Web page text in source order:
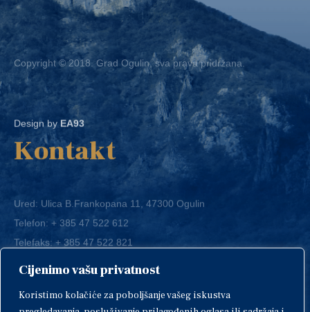
Cijenimo vašu privatnost
Koristimo kolačiće za poboljšanje vašeg iskustva
Copyright © 2018. Grad Ogulin, sva prava pridržana.
Design byEA93
Kontakt
Ured: Ulica B.Frankopana 11, 47300 Ogulin
Telefon:+ 385 47 522 612
Telefaks:+ 385 47 522 821
E-mail:grad-ogulin@ogulin.hr
IBAN: HR1424020061829700009